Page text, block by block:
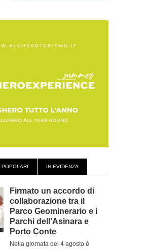
POPOLARI IN EVIDENZA
Firmato un accordo di
collaborazione tra il
Parco Geominerario e i
Parchi dell’Asinara e
Porto Conte
Nella giornata del 4 agosto è